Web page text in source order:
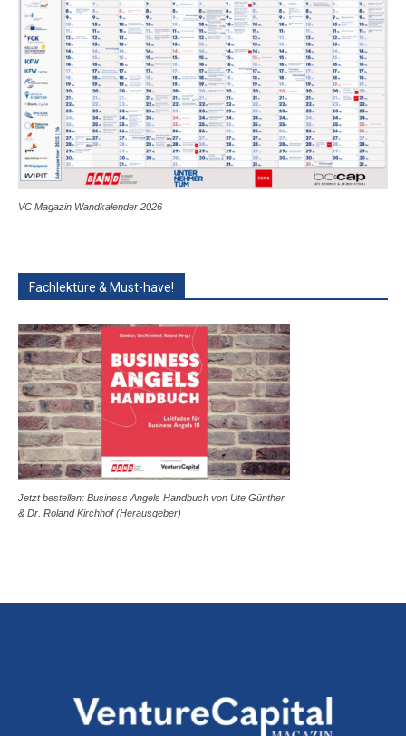
VC Magazin Wandkalender 2026
Fachlektüre & Must-have!
Jetzt bestellen: Business Angels Handbuch von Ute Günther
& Dr. Roland Kirchhof (Herausgeber)